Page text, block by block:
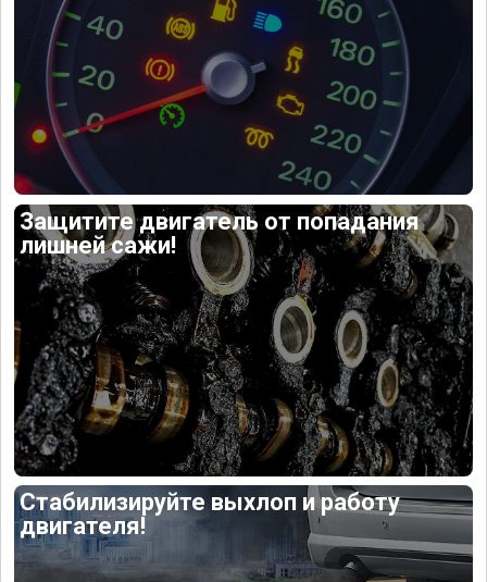
Защитите двигатель от попадания
лишней сажи!
Стабилизируйте выхлоп и работу
двигателя!